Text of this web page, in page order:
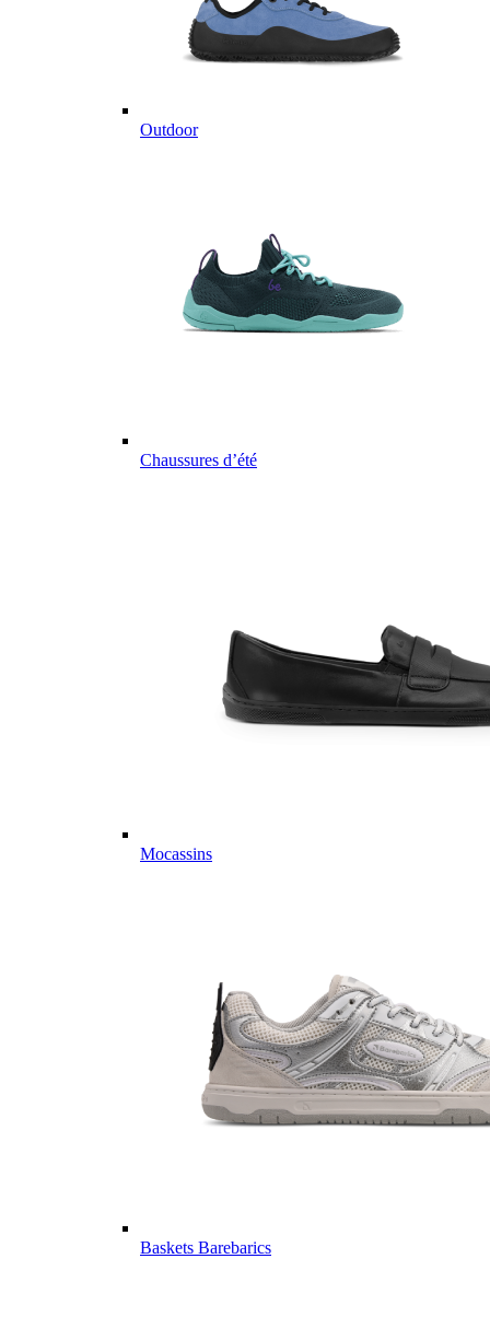
Outdoor
Chaussures d’été
Mocassins
Baskets Barebarics